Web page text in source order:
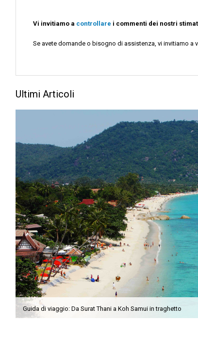
Vi invitiamo a controllare i commenti dei nostri
Se avete domande o bisogno di assistenza, vi invitiamo a
Ultimi Articoli
Guida di viaggio: Da Surat Thani a Koh Samui in traghetto